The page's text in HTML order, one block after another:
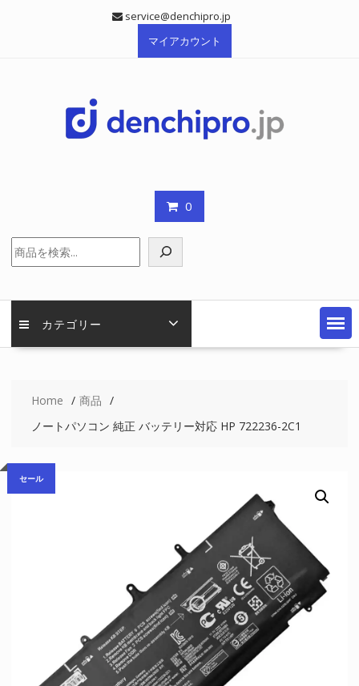
service@denchipro.jp
マイアカウント
0
索
カテゴリー
Home
商品
ノートパソコン 純正 バッテリー対応 HP 722236-2C1
セール